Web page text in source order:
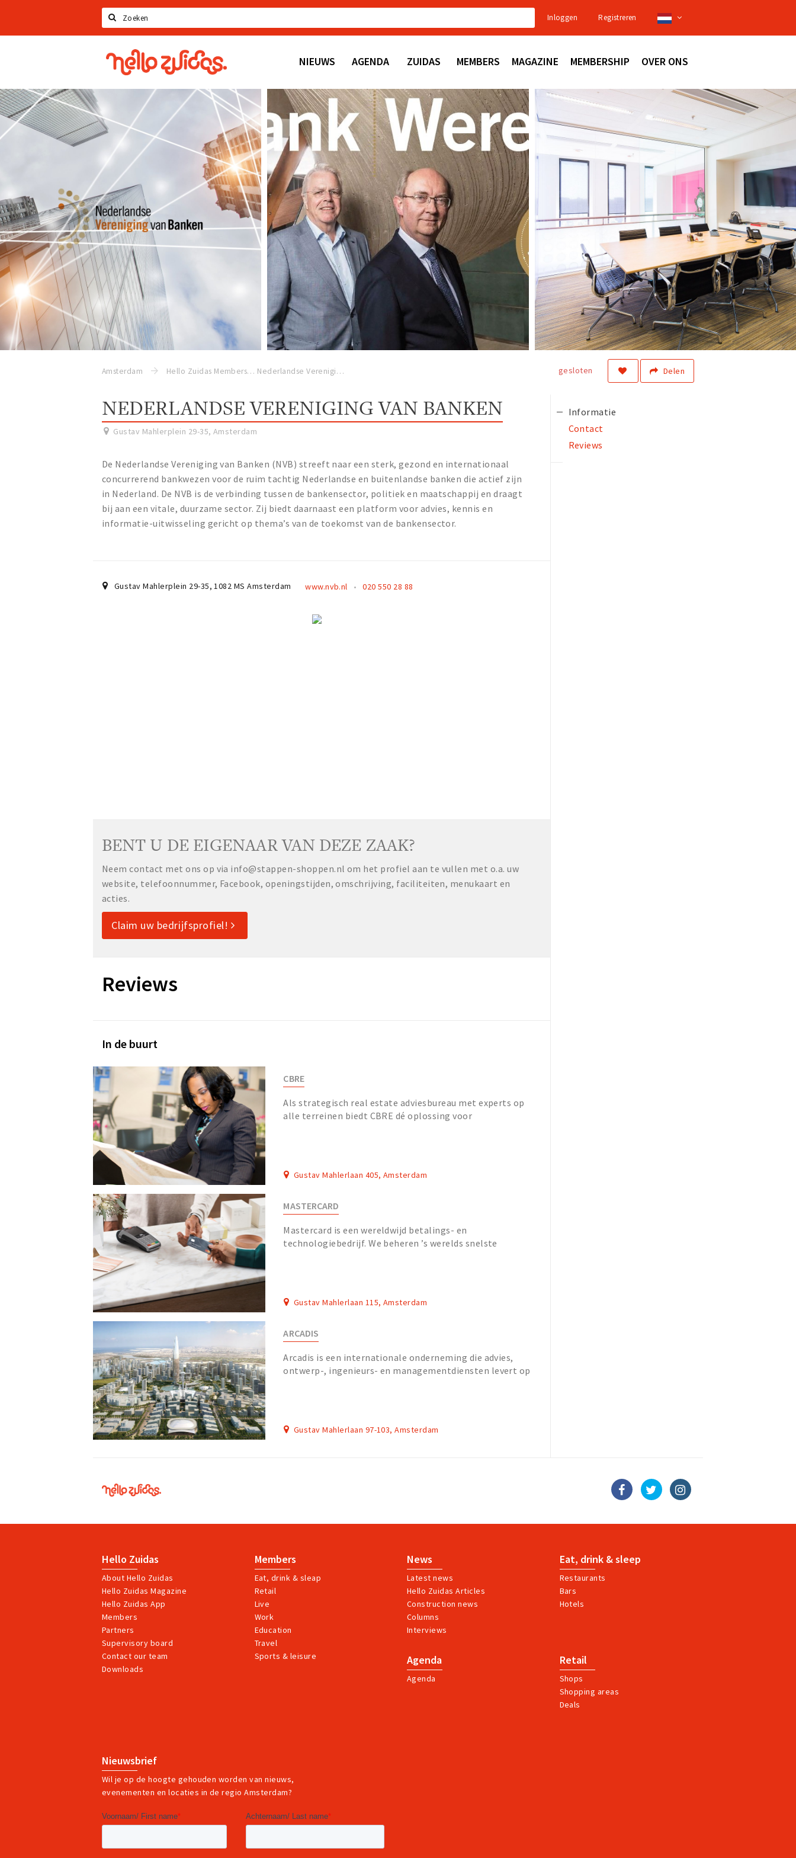
Zoeken
Inloggen Registreren
Hello
Zuidas
NIEUWS AGENDA ZUIDAS MEMBERS MAGAZINE MEMBERSHIP OVER ONS
Amsterdam Hello Zuidas Members Nederlandse Vereniging van Banken Delen
gesloten
NEDERLANDSE VERENIGING VAN BANKEN
Gustav Mahlerplein 29-35, Amsterdam
De Nederlandse Vereniging van Banken (NVB) streeft naar een sterk, gezond en internationaal
concurrerend bankwezen voor de ruim tachtig Nederlandse en buitenlandse banken die actief zijn
in Nederland. De NVB is de verbinding tussen de bankensector, politiek en maatschappij en draagt
bij aan een vitale, duurzame sector. Zij biedt daarnaast een platform voor advies, kennis en
informatie-uitwisseling gericht op thema’s van de toekomst van de bankensector.
Gustav Mahlerplein 29-35,1082 MSAmsterdam www.nvb.nl 020 550 28 88
BENT U DE EIGENAAR VAN DEZE ZAAK?
Neem contact met ons op via info@stappen-shoppen.nl om het profiel aan te vullen met o.a. uw
website, telefoonnummer, Facebook, openingstijden, omschrijving, faciliteiten, menukaart en
acties.
Claim uw bedrijfsprofiel!
Reviews
In de buurt
CBRE
Als strategisch real estate adviesbureau met experts op
alle terreinen biedt CBRE dé oplossing voor
Gustav Mahlerlaan 405, Amsterdam
MASTERCARD
Mastercard is een wereldwijd betalings- en
technologiebedrijf. We beheren ’s werelds snelste
Gustav Mahlerlaan 115, Amsterdam
ARCADIS
Arcadis is een internationale onderneming die advies,
ontwerp-, ingenieurs- en managementdiensten levert op
Gustav Mahlerlaan 97-103, Amsterdam
Informatie
Contact
Reviews
Hello
Zuidas
Hello Zuidas
About Hello Zuidas
Hello Zuidas Magazine
Hello Zuidas App
Members
Partners
Supervisory board
Contact our team
Downloads
Members
Eat, drink & sleap
Retail
Live
Work
Education
Travel
Sports & leisure
News
Latest news
Hello Zuidas Articles
Construction news
Columns
Interviews
Eat, drink & sleep
Restaurants
Bars
Hotels
Agenda
Agenda
Retail
Shops
Shopping areas
Deals
Nieuwsbrief
Wil je op de hoogte gehouden worden van nieuws,
evenementen en locaties in de regio Amsterdam?